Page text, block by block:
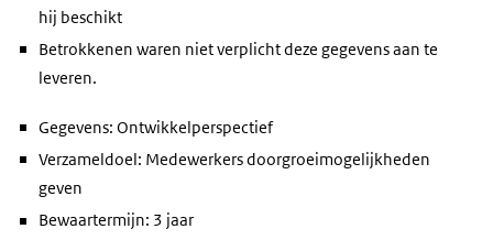
hij beschikt
Betrokkenen waren niet verplicht deze gegevens aan te
leveren.
Gegevens: Ontwikkelperspectief
Verzameldoel: Medewerkers doorgroeimogelijkheden
geven
Bewaartermijn: 3 jaar